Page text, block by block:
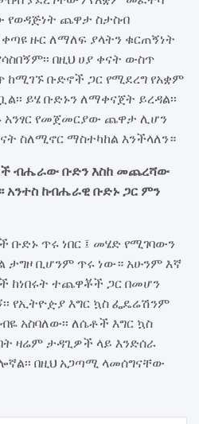
የወዳጅነት ጨዋታ ስታስብ
ዙር ለማለፍ ያላትን ቁርጠኝነት
በዚህ ሀያ ቀናት ውስጥ
ከሚገኙ ቡድኖች ጋር የሚደረግ የአቋም
ይሄ ቡድኑን ለማቀናጀት ይረዳል፡፡
የመጀመርያው ጨዋታ ሊሆን
ስለሚኖር ማስተካከል እንችላለን።
ብሔራው ቡድን እስከ መጨረሻው
አንተስ ከብሔራዊ ቡድኑ ጋር ምን
ቡድኑ ጥሩ ነበር ፤ መሄድ የሚገባውን
ታግዞ ቢሆንም ጥሩ ነው። አሁንም እኛ
ከነበሩት ተጨዋቾች ጋር በመሆን
የኢትዮዽያ እግር ኳስ ፌዴሬሽንም
አስባለው፡፡ ለሴቶች እግር ኳስ
ዛሬም ታዳጊዎች ላይ እንድሰራ
በዚህ አጋጣሚ ላመሰግናቸው